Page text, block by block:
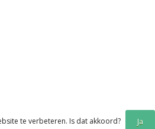
te verbeteren. Is dat akkoord? Ja